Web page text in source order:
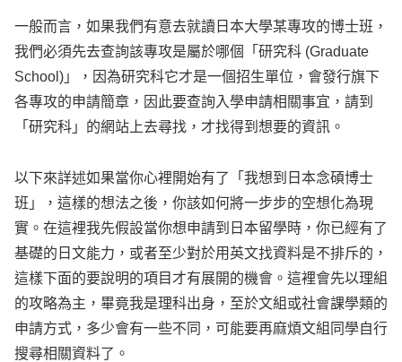
一般而言，如果我們有意去就讀日本大學某專攻的博士班，
我們必須先去查詢該專攻是屬於哪個「研究科 (Graduate
School)」，因為研究科它才是一個招生單位，會發行旗下
各專攻的申請簡章，因此要查詢入學申請相關事宜，請到
「研究科」的網站上去尋找，才找得到想要的資訊。
以下來詳述如果當你心裡開始有了「我想到日本念碩博士
班」，這樣的想法之後，你該如何將一步步的空想化為現
實。在這裡我先假設當你想申請到日本留學時，你已經有了
基礎的日文能力，或者至少對於用英文找資料是不排斥的，
這樣下面的要說明的項目才有展開的機會。這裡會先以理組
的攻略為主，畢竟我是理科出身，至於文組或社會課學類的
申請方式，多少會有一些不同，可能要再麻煩文組同學自行
搜尋相關資料了。